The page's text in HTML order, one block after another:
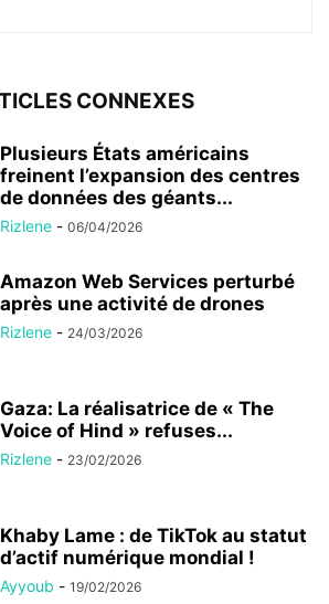
CONNEXES
Plusieurs États américains
freinent l’expansion des centres
de données des géants...
Rizlene - 06/04/2026
Amazon Web Services perturbé
après une activité de drones
Rizlene - 24/03/2026
Gaza: La réalisatrice de « The
Voice of Hind » refuses...
Rizlene - 23/02/2026
Khaby Lame : de TikTok au statut
d’actif numérique mondial !
Ayyoub - 19/02/2026